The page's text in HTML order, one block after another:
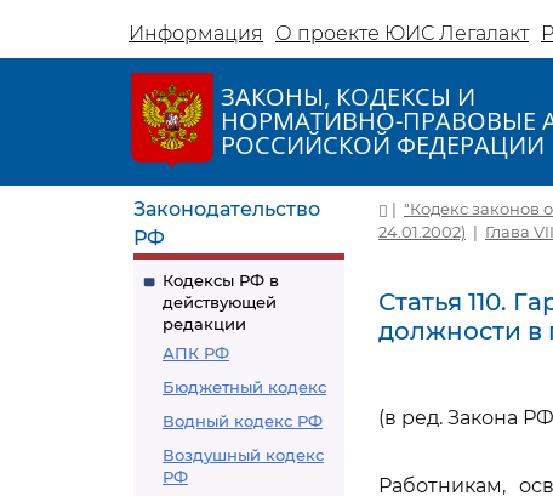
Информация О проекте ЮИС Легалакт
ЗАКОНЫ, КОДЕКСЫ И
НОРМАТИВНО-ПРАВОВЫЕ
РОССИЙСКОЙ ФЕДЕРАЦИИ
Законодательство
РФ
Кодексы РФ в
действующей
редакции
АПК РФ
Бюджетный кодекс
Водный кодекс РФ
Воздушный кодекс
РФ
| "Кодекс законов
24.01.2002) | Глава
Статья 110.
должности в
(в ред. Закона РФ
Работникам,